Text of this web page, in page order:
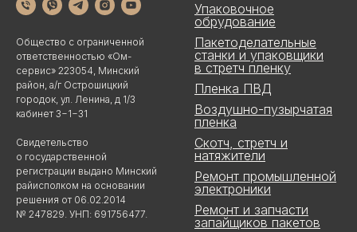
Общество с ограниченной
ответственностью «Ом-
сервис» 223054, Минский
район, а/г Острошицкий
городок, ул. Ленина, д 1/3
кабинет 3−1−31
Свидетельство
о государственной
регистрации выдано Минский
райисполком на основании
решения от 06.02.2014
№ 247829. УНП: 691756477.
Упаковочное
обрудование
Пакетоделательные
станки и упаковщики
в стретч пленку
Пленка ПВД
Воздушно-пузырчатая
пленка
Скотч, стретч и
натяжители
Ремонт промышленной
электроники
Ремонт и запчасти
запайщиков пакетов